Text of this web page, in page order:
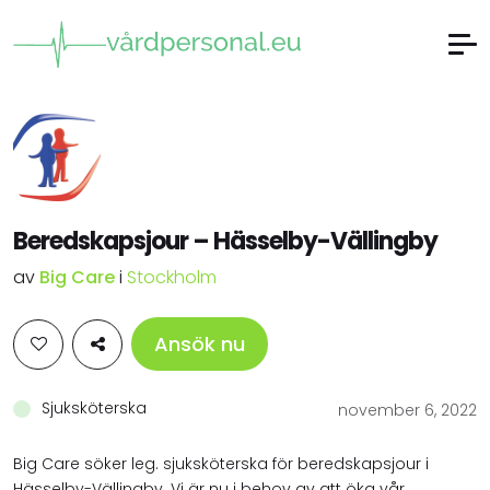
Beredskapsjour – Hässelby-Vällingby
av Big Carei Stockholm
Ansök nu
Sjuksköterska november 6, 2022
Big Care söker leg. sjuksköterska för beredskapsjour i